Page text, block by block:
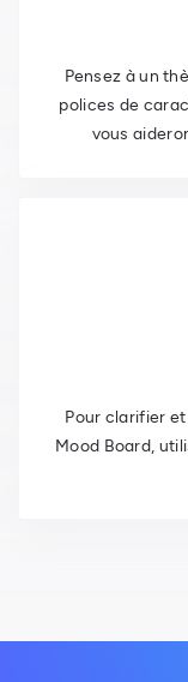
Pensez à un
polices de
vous
Pour clarifier
Mood Board,